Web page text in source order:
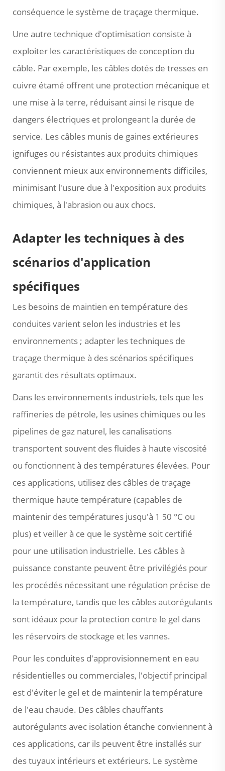
conséquence le système de traçage thermique.
Une autre technique d'optimisation consiste à
exploiter les caractéristiques de conception du
câble. Par exemple, les câbles dotés de tresses en
cuivre étamé offrent une protection mécanique et
une mise à la terre, réduisant ainsi le risque de
dangers électriques et prolongeant la durée de
service. Les câbles munis de gaines extérieures
ignifuges ou résistantes aux produits chimiques
conviennent mieux aux environnements difficiles,
minimisant l'usure due à l'exposition aux produits
chimiques, à l'abrasion ou aux chocs.
Adapter les techniques à des
scénarios d'application
spécifiques
Les besoins de maintien en température des
conduites varient selon les industries et les
environnements ; adapter les techniques de
traçage thermique à des scénarios spécifiques
garantit des résultats optimaux.
Dans les environnements industriels, tels que les
raffineries de pétrole, les usines chimiques ou les
pipelines de gaz naturel, les canalisations
transportent souvent des fluides à haute viscosité
ou fonctionnent à des températures élevées. Pour
ces applications, utilisez des câbles de traçage
thermique haute température (capables de
maintenir des températures jusqu'à 1 50 °C ou
plus) et veiller à ce que le système soit certifié
pour une utilisation industrielle. Les câbles à
puissance constante peuvent être privilégiés pour
les procédés nécessitant une régulation précise de
la température, tandis que les câbles autorégulants
sont idéaux pour la protection contre le gel dans
les réservoirs de stockage et les vannes.
Pour les conduites d'approvisionnement en eau
résidentielles ou commerciales, l'objectif principal
est d'éviter le gel et de maintenir la température
de l'eau chaude. Des câbles chauffants
autorégulants avec isolation étanche conviennent à
ces applications, car ils peuvent être installés sur
des tuyaux intérieurs et extérieurs. Le système